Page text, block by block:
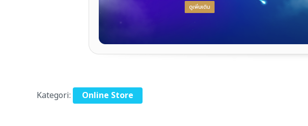
Kategori: Online Store